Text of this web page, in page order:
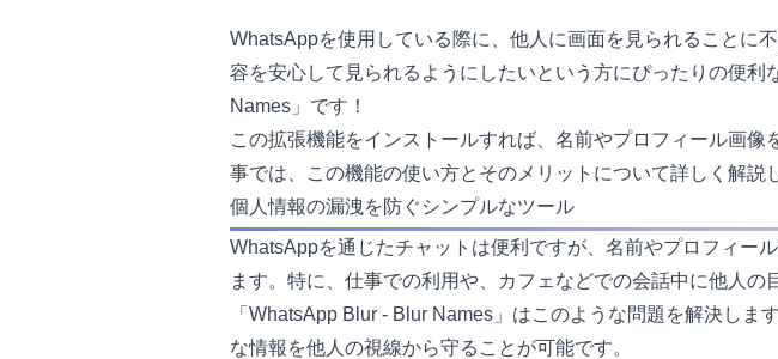
WhatsAppを使用している際に、他人に画面を見られることに
容を安心して見られるようにしたいという方にぴったりの便
Names」です！
この拡張機能をインストールすれば、名前やプロフィール画
事では、この機能の使い方とそのメリットについて詳しく解説
個人情報の漏洩を防ぐシンプルなツール
WhatsAppを通じたチャットは便利ですが、名前やプロフィー
ます。特に、仕事での利用や、カフェなどでの会話中に他人の
「WhatsApp Blur - Blur Names」はこのような問題を解決し
な情報を他人の視線から守ることが可能です。